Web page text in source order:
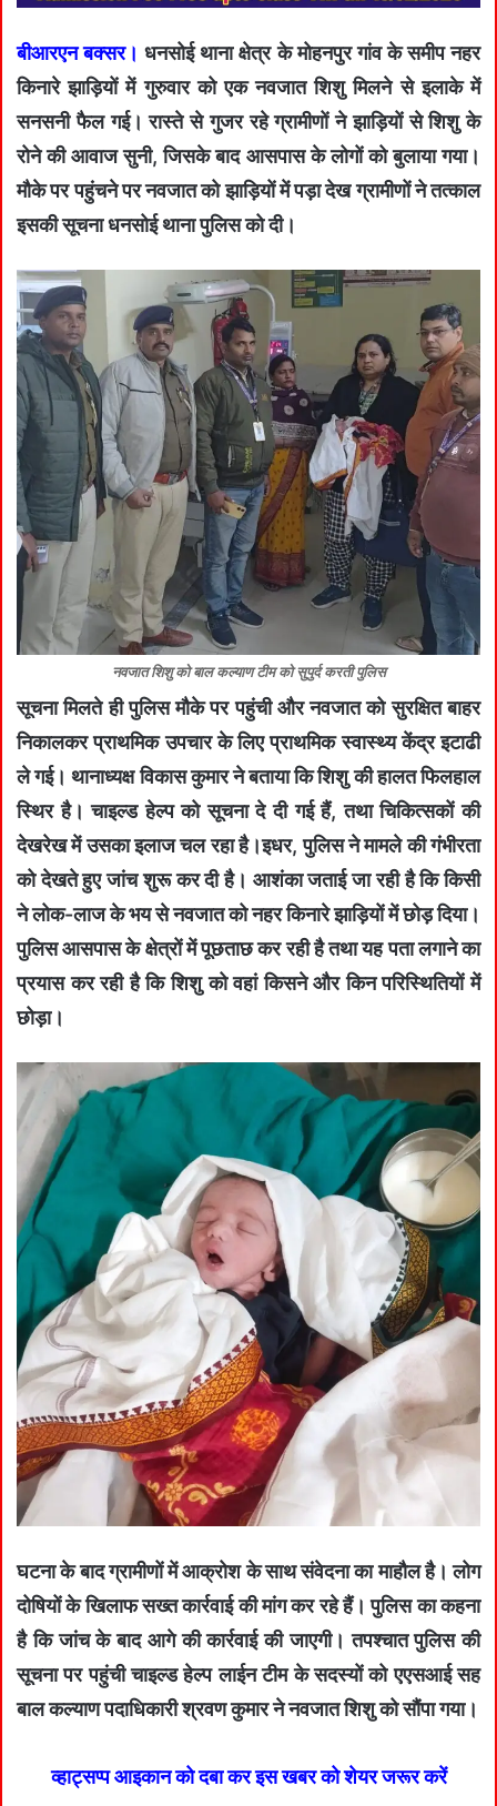
बीआरएन बक्सर। धनसोई थाना क्षेत्र के मोहनपुर गांव के समीप नहर
किनारे झाड़ियों में गुरुवार को एक नवजात शिशु मिलने से इलाके में
सनसनी फैल गई। रास्ते से गुजर रहे ग्रामीणों ने झाड़ियों से शिशु के
रोने की आवाज सुनी, जिसके बाद आसपास के लोगों को बुलाया गया।
मौके पर पहुंचने पर नवजात को झाड़ियों में पड़ा देख ग्रामीणों ने तत्काल
इसकी सूचना धनसोई थाना पुलिस को दी।
नवजात शिशु को बाल कल्याण टीम को सुपुर्द करती पुलिस
सूचना मिलते ही पुलिस मौके पर पहुंची और नवजात को सुरक्षित बाहर
निकालकर प्राथमिक उपचार के लिए प्राथमिक स्वास्थ्य केंद्र इटाढी
ले गई। थानाध्यक्ष विकास कुमार ने बताया कि शिशु की हालत फिलहाल
स्थिर है। चाइल्ड हेल्प को सूचना दे दी गई हैं, तथा चिकित्सकों की
देखरेख में उसका इलाज चल रहा है।इधर, पुलिस ने मामले की गंभीरता
को देखते हुए जांच शुरू कर दी है। आशंका जताई जा रही है कि किसी
ने लोक-लाज के भय से नवजात को नहर किनारे झाड़ियों में छोड़ दिया।
पुलिस आसपास के क्षेत्रों में पूछताछ कर रही है तथा यह पता लगाने का
प्रयास कर रही है कि शिशु को वहां किसने और किन परिस्थितियों में
छोड़ा।
घटना के बाद ग्रामीणों में आक्रोश के साथ संवेदना का माहौल है। लोग
दोषियों के खिलाफ सख्त कार्रवाई की मांग कर रहे हैं। पुलिस का कहना
है कि जांच के बाद आगे की कार्रवाई की जाएगी। तपश्चात पुलिस की
सूचना पर पहुंची चाइल्ड हेल्प लाईन टीम के सदस्यों को एएसआई सह
बाल कल्याण पदाधिकारी श्रवण कुमार ने नवजात शिशु को सौंपा गया।
व्हाट्सप्प आइकान को दबा कर इस खबर को शेयर जरूर करें